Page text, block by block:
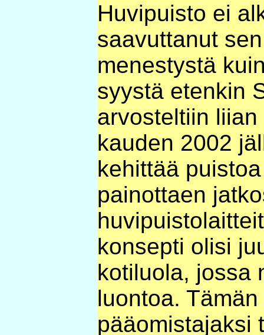
Huvipuisto ei
saavuttanut
menestystä
syystä etenkin
arvosteltiin
kauden 2002
kehittää
painottaen
konsepti olisi
kotiluola, jossa
luontoa.
pääomistajaksi